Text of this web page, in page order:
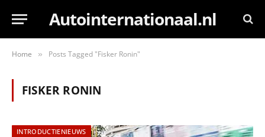
Autointernationaal.nl
Home » Posts Tagged "Fisker Ronin"
FISKER RONIN
INTRODUCTIENIEUWS